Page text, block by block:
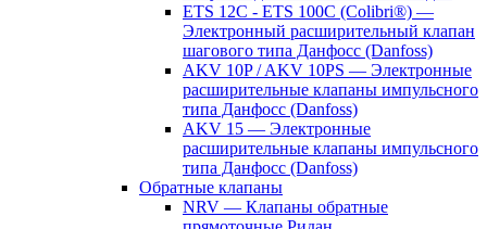
ETS 12C - ETS 100C (Colibri®) —
Электронный расширительный клапан
шагового типа Данфосс (Danfoss)
AKV 10P / AKV 10PS — Электронные
расширительные клапаны импульсного
типа Данфосс (Danfoss)
AKV 15 — Электронные
расширительные клапаны импульсного
типа Данфосс (Danfoss)
Обратные клапаны
NRV — Клапаны обратные